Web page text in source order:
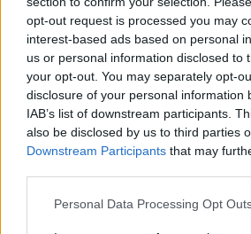
opt-out request is processed you may
interest-based ads based on personal
us or personal information disclosed to
your opt-out. You may separately opt-
disclosure of your personal information
IAB’s list of downstream participants.
also be disclosed by us to third parties
Downstream Participants that may
Please note that this website/app uses
Personal Data Processing Opt
AKTUALNO SLOVENIJA
Rogla bo gostila tradicionalni 34.
avtomehanikov!
Urednik 12/07/2026